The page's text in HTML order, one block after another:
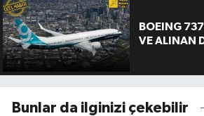
BOEING
VE ALINAN
Bunlar da ilginizi çekebilir